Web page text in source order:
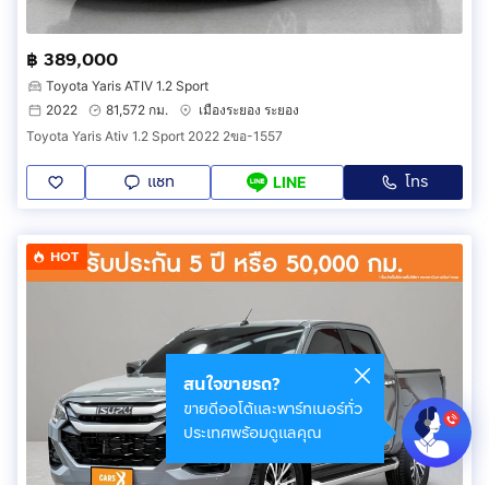
฿ 389,000
Toyota Yaris ATIV 1.2 Sport
2022
81,572 กม.
เมืองระยอง ระยอง
Toyota Yaris Ativ 1.2 Sport 2022 2ขอ-1557
แชท LINE โทร
HOT
สนใจขายรถ?
ขายดีออโต้และพาร์ทเนอร์ทั่ว
ประเทศพร้อมดูแลคุณ